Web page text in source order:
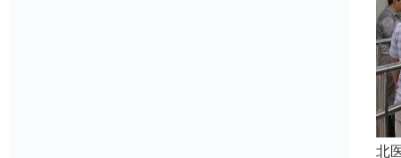
北